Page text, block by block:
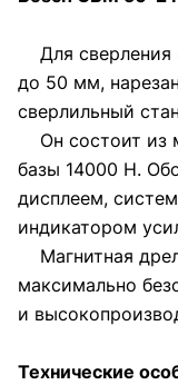
Для сверления
до 50 мм,
сверлильный
Он состоит из
базы 14000 Н.
дисплеем,
индикатором
Магнитная
максимально
и
Технические